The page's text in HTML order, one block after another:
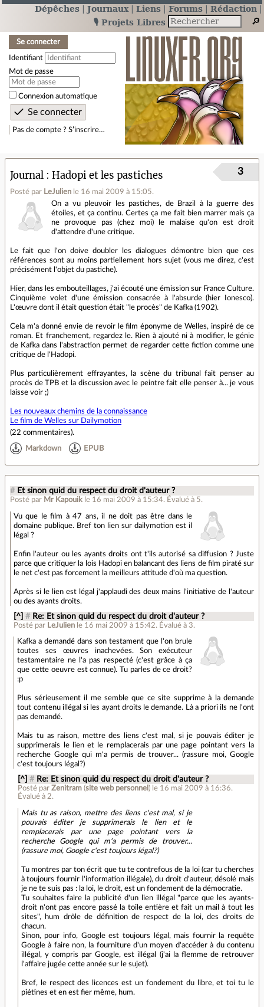
Dépêches Journaux Liens Forums
Rédaction
🎙️ Projets Libres
Se connecter
Identifiant
Mot de passe
Connexion automatique
Pas de compte ? S’inscrire…
Journal Hadopi et les pastiches
Posté par LeJulien le 16 mai 2009 à 15:05.
3
On a vu pleuvoir les pastiches, de Brazil à la guerre des
étoiles, et ça continu. Certes ça me fait bien marrer mais ça
ne provoque pas (chez moi) le malaise qu'on est droit
d'attendre d'une critique.
Le fait que l'on doive doubler les dialogues démontre bien que ces
références sont au moins partiellement hors sujet (vous me direz, c'est
précisément l'objet du pastiche).
Hier, dans les embouteillages, j'ai écouté une émission sur France Culture.
Cinquième volet d'une émission consacrée à l'absurde (hier Ionesco).
L'œuvre dont il était question était "le procès" de Kafka (1902).
Cela m'a donné envie de revoir le film éponyme de Welles, inspiré de ce
roman. Et franchement, regardez le. Rien à ajouté ni à modifier, le génie
de Kafka dans l'abstraction permet de regarder cette fiction comme une
critique de l'Hadopi.
Plus particulièrement effrayantes, la scène du tribunal fait penser au
procès de TPB et la discussion avec le peintre fait elle penser à... je vous
laisse voir ;)
Les nouveaux chemins de la connaissance
Le film de Welles sur Dailymotion
(22 commentaires).
Markdown EPUB
# Et sinon quid du respect du droit d'auteur ?
Posté par Mr Kapouik le 16 mai 2009 à 15:34. Évalué à 5.
Vu que le film à 47 ans, il ne doit pas être dans le
domaine publique. Bref ton lien sur dailymotion est il
légal ?
Enfin l'auteur ou les ayants droits ont t'ils autorisé sa diffusion ? Juste
parce que critiquer la lois Hadopi en balancant des liens de film piraté sur
le net c'est pas forcement la meilleurs attitude d'où ma question.
Après si le lien est légal j'applaudi des deux mains l'initiative de l'auteur
ou des ayants droits.
[^] # Re: Et sinon quid du respect du droit d'auteur ?
Posté par LeJulien le 16 mai 2009 à 15:42. Évalué à 3.
Kafka a demandé dans son testament que l'on brule
toutes ses œuvres inachevées. Son exécuteur
testamentaire ne l'a pas respecté (c'est grâce à ça
que cette oeuvre est connue). Tu parles de ce droit?
:p
Plus sérieusement il me semble que ce site supprime à la demande
tout contenu illégal si les ayant droits le demande. Là a priori ils ne l'ont
pas demandé.
Mais tu as raison, mettre des liens c'est mal, si je pouvais éditer je
supprimerais le lien et le remplacerais par une page pointant vers la
recherche Google qui m'a permis de trouver... (rassure moi, Google
c'est toujours légal?)
[^] # Re: Et sinon quid du respect du droit d'auteur ?
Posté par Zenitram(site web personnel ) le 16 mai 2009 à 16:36.
Évalué à 2.
Mais tu as raison, mettre des liens c'est mal, si je
pouvais éditer je supprimerais le lien et le
remplacerais par une page pointant vers la
recherche Google qui m'a permis de trouver...
(rassure moi, Google c'est toujours légal?)
Tu montres par ton écrit que tu te contrefous de la loi (car tu cherches
à toujours fournir l'information illégale), du droit d'auteur, désolé mais
je ne te suis pas : la loi, le droit, est un fondement de la démocratie.
Tu souhaites faire la publicité d'un lien illégal "parce que les ayants-
droit n'ont pas encore passé la toile entière et fait un mail à tout les
sites", hum drôle de définition de respect de la loi, des droits de
chacun.
Sinon, pour info, Google est toujours légal, mais fournir la requête
Google à faire non, la fourniture d'un moyen d'accéder à du contenu
illégal, y compris par Google, est illégal (j'ai la flemme de retrouver
l'affaire jugée cette année sur le sujet).
Bref, le respect des licences est un fondement du libre, et toi tu le
piétines et en est fier même, hum.